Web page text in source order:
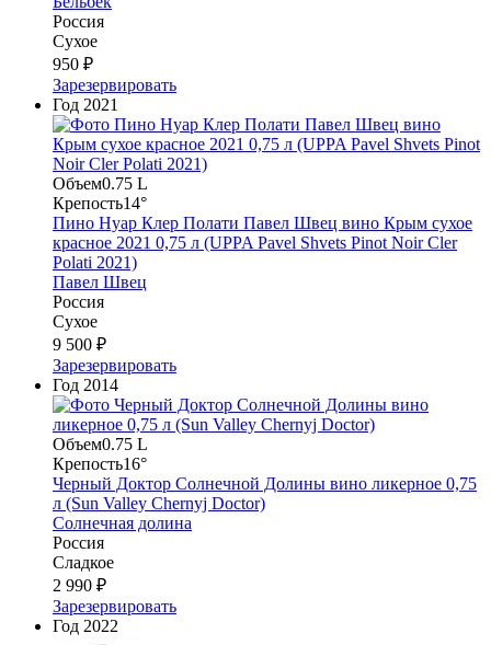
Россия
Сухое
950 ₽
Зарезервировать
Год 2021
Объем0.75 L
Крепость14°
Пино Нуар Клер Полати Павел Швец вино Крым сухое
красное 2021 0,75 л (UPPA Pavel Shvets Pinot Noir Cler
Polati 2021)
Павел Швец
Россия
Сухое
9 500 ₽
Зарезервировать
Год 2014
Объем0.75 L
Крепость16°
Черный Доктор Солнечной Долины вино ликерное 0,75
л (Sun Valley Chernyj Doctor)
Солнечная долина
Россия
Сладкое
2 990 ₽
Зарезервировать
Год 2022